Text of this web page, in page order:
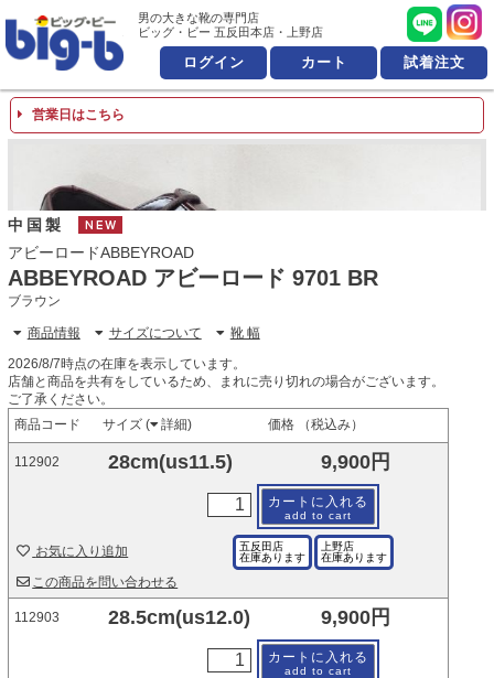
男の大きな靴の専門店 ビッ
男の大きな靴の専門店
ビッグ・ビー 五反田本店・上野店
ログイン カート 試着注文
営業日はこちら
中国製
アビーロードABBEYROAD
ABBEYROAD アビーロード 9701 BR
ブラウン
商品情報 サイズについて 靴 幅
2026/8/7時点の在庫を表示しています。
店舗と商品を共有をしているため、まれに売り切れの場合がございます。
ご了承ください。
商品コード
サイズ ( 詳細) 価格 （税込み）
112902 28cm(us11.5) 9,900円
カートに入れる
add to cart
五反田店
在庫あります
上野店
在庫あります
お気に入り追加
この商品を問い合わせる
112903 28.5cm(us12.0) 9,900円
カートに入れる
add to cart